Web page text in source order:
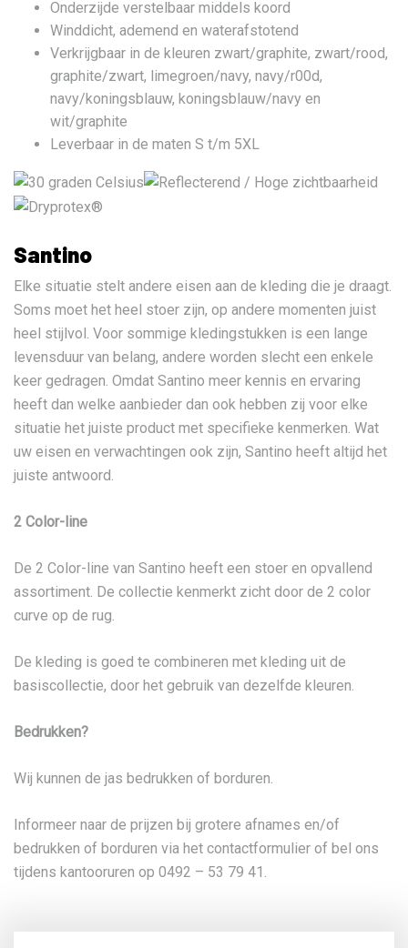
Onderzijde verstelbaar middels koord
Winddicht, ademend en waterafstotend
Verkrijgbaar in de kleuren zwart/graphite, zwart/rood,
graphite/zwart, limegroen/navy, navy/r00d,
navy/koningsblauw, koningsblauw/navy en
wit/graphite
Leverbaar in de maten S t/m 5XL
Santino
Elke situatie stelt andere eisen aan de kleding die je draagt.
Soms moet het heel stoer zijn, op andere momenten juist
heel stijlvol. Voor sommige kledingstukken is een lange
levensduur van belang, andere worden slecht een enkele
keer gedragen. Omdat Santino meer kennis en ervaring
heeft dan welke aanbieder dan ook hebben zij voor elke
situatie het juiste product met specifieke kenmerken. Wat
uw eisen en verwachtingen ook zijn, Santino heeft altijd het
juiste antwoord.
2 Color-line
De 2 Color-line van Santino heeft een stoer en opvallend
assortiment. De collectie kenmerkt zicht door de 2 color
curve op de rug.
De kleding is goed te combineren met kleding uit de
basiscollectie, door het gebruik van dezelfde kleuren.
Bedrukken?
Wij kunnen de jas bedrukken of borduren.
Informeer naar de prijzen bij grotere afnames en/of
bedrukken of borduren via het contactformulier of bel ons
tijdens kantooruren op 0492 – 53 79 41.